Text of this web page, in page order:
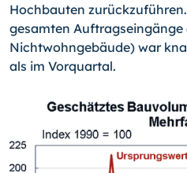
Hochbauten
gesamten Auftrags­eingänge
Nichtwohngebäude) war
als im Vorquartal.